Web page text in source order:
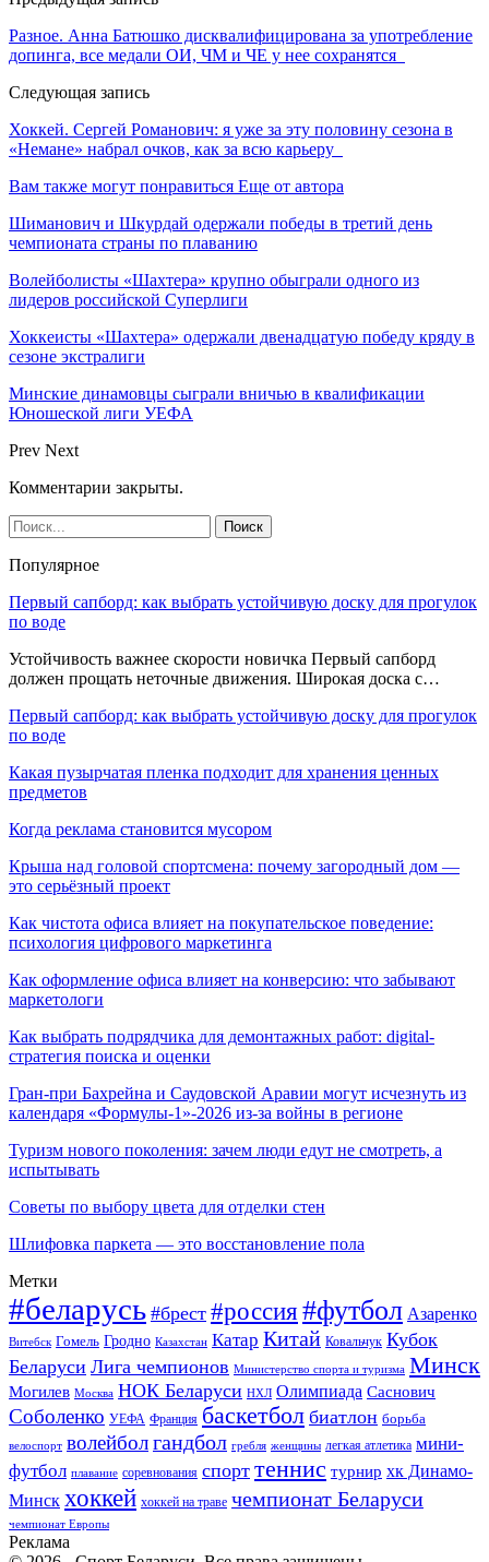
Разное. Анна Батюшко дисквалифицирована за употребление
допинга, все медали ОИ, ЧМ и ЧЕ у нее сохранятся
Следующая запись
Хоккей. Сергей Романович: я уже за эту половину сезона в
«Немане» набрал очков, как за всю карьеру
Вам также могут понравиться Еще от автора
Шиманович и Шкурдай одержали победы в третий день
чемпионата страны по плаванию
Волейболисты «Шахтера» крупно обыграли одного из
лидеров российской Суперлиги
Хоккеисты «Шахтера» одержали двенадцатую победу кряду в
сезоне экстралиги
Минские динамовцы сыграли вничью в квалификации
Юношеской лиги УЕФА
Prev Next
Комментарии закрыты.
Популярное
Первый сапборд: как выбрать устойчивую доску для прогулок
по воде
Устойчивость важнее скорости новичка Первый сапборд
должен прощать неточные движения. Широкая доска с…
Первый сапборд: как выбрать устойчивую доску для прогулок
по воде
Какая пузырчатая пленка подходит для хранения ценных
предметов
Когда реклама становится мусором
Крыша над головой спортсмена: почему загородный дом —
это серьёзный проект
Как чистота офиса влияет на покупательское поведение:
психология цифрового маркетинга
Как оформление офиса влияет на конверсию: что забывают
маркетологи
Как выбрать подрядчика для демонтажных работ: digital-
стратегия поиска и оценки
Гран-при Бахрейна и Саудовской Аравии могут исчезнуть из
календаря «Формулы-1»-2026 из-за войны в регионе
Туризм нового поколения: зачем люди едут не смотреть, а
испытывать
Советы по выбору цвета для отделки стен
Шлифовка паркета — это восстановление пола
Метки
#беларусь #брест #россия#футбол Азаренко
Витебск Гомель Гродно Казахстан Катар Китай Ковальчук Кубок
Беларуси Лига чемпионов Министерство спорта и туризма Минск
Могилев Москва НОК Беларуси НХЛ Олимпиада Саснович
Соболенко УЕФА Франция баскетбол биатлон борьба
велоспорт волейболгандбол гребля женщины легкая атлетика мини-
футбол плавание соревнования спорт теннис турнир хк Динамо-
Минск хоккей хоккей на траве чемпионат Беларуси
чемпионат Европы
Реклама